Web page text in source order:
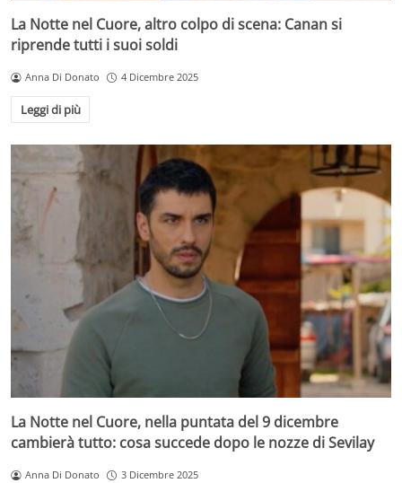
La Notte nel Cuore, altro colpo di scena: Canan si
riprende tutti i suoi soldi
Anna Di Donato 4 Dicembre 2025
Leggi di più
La Notte nel Cuore, nella puntata del 9 dicembre
cambierà tutto: cosa succede dopo le nozze di Sevilay
Anna Di Donato 3 Dicembre 2025